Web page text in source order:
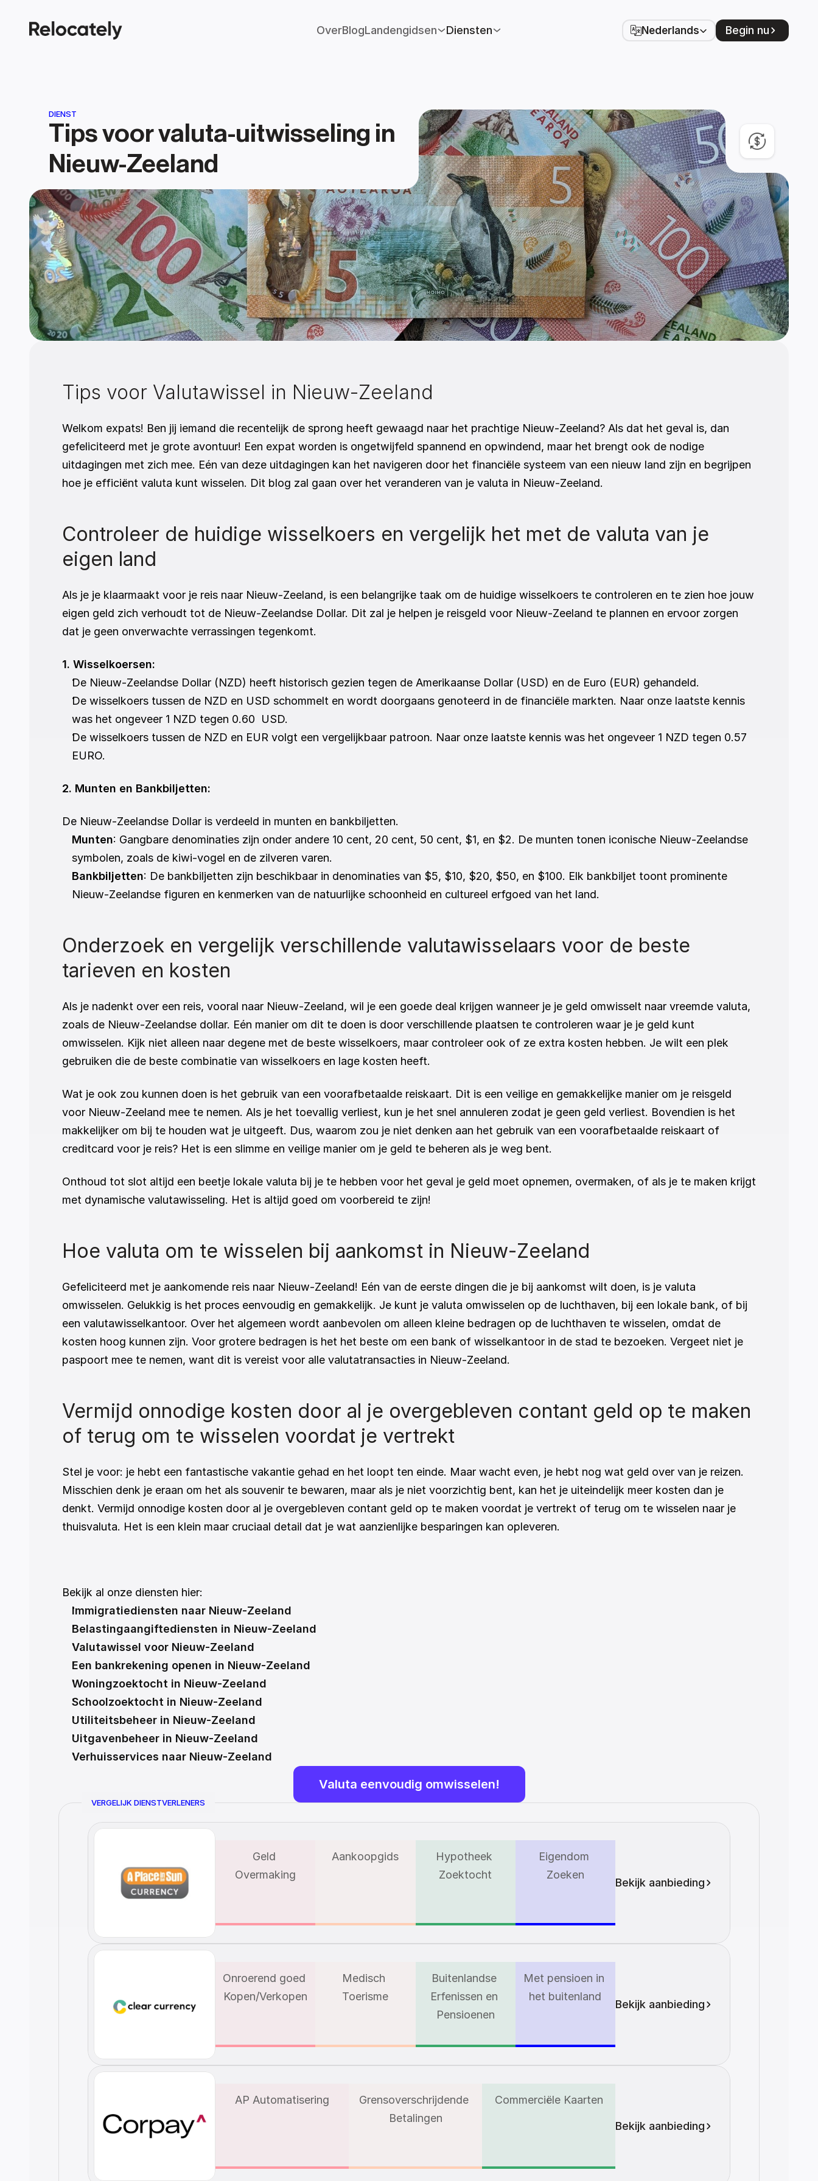
OverBlogLandengidsen Diensten
Select Language
Nederlands Begin nu
DIENST
Tips voor valuta-uitwisseling in
Nieuw-Zeeland
Tips voor Valutawissel in Nieuw-Zeeland
Welkom expats! Ben jij iemand die recentelijk de sprong heeft gewaagd naar het prachtige Nieuw-Zeeland? Als dat het geval is, dan
gefeliciteerd met je grote avontuur! Een expat worden is ongetwijfeld spannend en opwindend, maar het brengt ook de nodige
uitdagingen met zich mee. Eén van deze uitdagingen kan het navigeren door het financiële systeem van een nieuw land zijn en begrijpen
hoe je efficiënt valuta kunt wisselen. Dit blog zal gaan over het veranderen van je valuta in Nieuw-Zeeland.
Controleer de huidige wisselkoers en vergelijk het met de valuta van je
eigen land
Als je je klaarmaakt voor je reis naar Nieuw-Zeeland, is een belangrijke taak om de huidige wisselkoers te controleren en te zien hoe jouw
eigen geld zich verhoudt tot de Nieuw-Zeelandse Dollar. Dit zal je helpen je reisgeld voor Nieuw-Zeeland te plannen en ervoor zorgen
dat je geen onverwachte verrassingen tegenkomt.
1. Wisselkoersen:
De Nieuw-Zeelandse Dollar (NZD) heeft historisch gezien tegen de Amerikaanse Dollar (USD) en de Euro (EUR) gehandeld.
De wisselkoers tussen de NZD en USD schommelt en wordt doorgaans genoteerd in de financiële markten. Naar onze laatste kennis
was het ongeveer 1 NZD tegen 0.60  USD.
De wisselkoers tussen de NZD en EUR volgt een vergelijkbaar patroon. Naar onze laatste kennis was het ongeveer 1 NZD tegen 0.57
EURO.
2. Munten en Bankbiljetten:
De Nieuw-Zeelandse Dollar is verdeeld in munten en bankbiljetten.
Munten: Gangbare denominaties zijn onder andere 10 cent, 20 cent, 50 cent, $1, en $2. De munten tonen iconische Nieuw-Zeelandse
symbolen, zoals de kiwi-vogel en de zilveren varen.
Bankbiljetten: De bankbiljetten zijn beschikbaar in denominaties van $5, $10, $20, $50, en $100. Elk bankbiljet toont prominente
Nieuw-Zeelandse figuren en kenmerken van de natuurlijke schoonheid en cultureel erfgoed van het land.
Onderzoek en vergelijk verschillende valutawisselaars voor de beste
tarieven en kosten
Als je nadenkt over een reis, vooral naar Nieuw-Zeeland, wil je een goede deal krijgen wanneer je je geld omwisselt naar vreemde valuta,
zoals de Nieuw-Zeelandse dollar. Eén manier om dit te doen is door verschillende plaatsen te controleren waar je je geld kunt
omwisselen. Kijk niet alleen naar degene met de beste wisselkoers, maar controleer ook of ze extra kosten hebben. Je wilt een plek
gebruiken die de beste combinatie van wisselkoers en lage kosten heeft.
Wat je ook zou kunnen doen is het gebruik van een voorafbetaalde reiskaart. Dit is een veilige en gemakkelijke manier om je reisgeld
voor Nieuw-Zeeland mee te nemen. Als je het toevallig verliest, kun je het snel annuleren zodat je geen geld verliest. Bovendien is het
makkelijker om bij te houden wat je uitgeeft. Dus, waarom zou je niet denken aan het gebruik van een voorafbetaalde reiskaart of
creditcard voor je reis? Het is een slimme en veilige manier om je geld te beheren als je weg bent.
Onthoud tot slot altijd een beetje lokale valuta bij je te hebben voor het geval je geld moet opnemen, overmaken, of als je te maken krijgt
met dynamische valutawisseling. Het is altijd goed om voorbereid te zijn!
Hoe valuta om te wisselen bij aankomst in Nieuw-Zeeland
Gefeliciteerd met je aankomende reis naar Nieuw-Zeeland! Eén van de eerste dingen die je bij aankomst wilt doen, is je valuta
omwisselen. Gelukkig is het proces eenvoudig en gemakkelijk. Je kunt je valuta omwisselen op de luchthaven, bij een lokale bank, of bij
een valutawisselkantoor. Over het algemeen wordt aanbevolen om alleen kleine bedragen op de luchthaven te wisselen, omdat de
kosten hoog kunnen zijn. Voor grotere bedragen is het het beste om een bank of wisselkantoor in de stad te bezoeken. Vergeet niet je
paspoort mee te nemen, want dit is vereist voor alle valutatransacties in Nieuw-Zeeland.
Vermijd onnodige kosten door al je overgebleven contant geld op te maken
of terug om te wisselen voordat je vertrekt
Stel je voor: je hebt een fantastische vakantie gehad en het loopt ten einde. Maar wacht even, je hebt nog wat geld over van je reizen.
Misschien denk je eraan om het als souvenir te bewaren, maar als je niet voorzichtig bent, kan het je uiteindelijk meer kosten dan je
denkt. Vermijd onnodige kosten door al je overgebleven contant geld op te maken voordat je vertrekt of terug om te wisselen naar je
thuisvaluta. Het is een klein maar cruciaal detail dat je wat aanzienlijke besparingen kan opleveren.
Bekijk al onze diensten hier:
Immigratiediensten naar Nieuw-Zeeland
Belastingaangiftediensten in Nieuw-Zeeland
Valutawissel voor Nieuw-Zeeland
Een bankrekening openen in Nieuw-Zeeland
Woningzoektocht in Nieuw-Zeeland
Schoolzoektocht in Nieuw-Zeeland
Utiliteitsbeheer in Nieuw-Zeeland
Uitgavenbeheer in Nieuw-Zeeland
Verhuisservices naar Nieuw-Zeeland
Valuta eenvoudig omwisselen!
VERGELIJK DIENSTVERLENERS
Geld
Overmaking
Aankoopgids
Hypotheek
Zoektocht
Eigendom
Zoeken
Bekijk aanbieding
Onroerend goed
Kopen/Verkopen
Medisch
Toerisme
Buitenlandse
Erfenissen en
Pensioenen
Met pensioen in
het buitenland
Bekijk aanbieding
AP Automatisering
Grensoverschrijdende
Betalingen
Commerciële Kaarten
Bekijk aanbieding